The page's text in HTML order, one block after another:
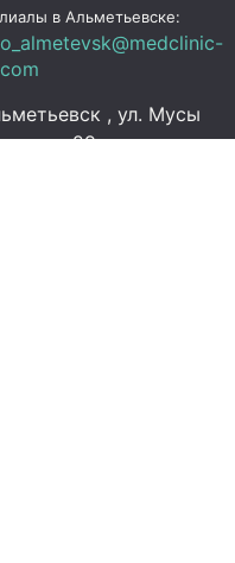
в Альметьевске:
, ул. Мусы
29